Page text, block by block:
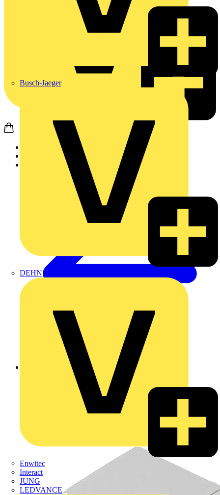
Busch-Jaeger
DEHN
Enwitec
Interact
JUNG
LEDVANCE
Zurück zu Produkte